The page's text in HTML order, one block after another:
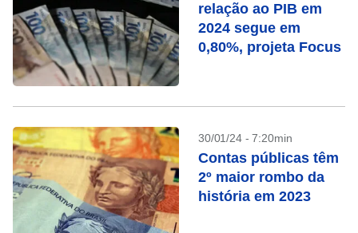
relação ao PIB em
2024 segue em
0,80%, projeta Focus
30/01/24 - 7:20min
Contas públicas têm
2º maior rombo da
história em 2023